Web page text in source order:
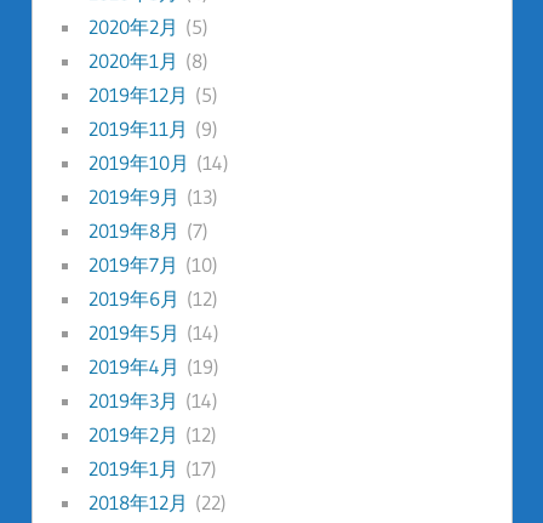
2020年2月 (5)
2020年1月 (8)
2019年12月 (5)
2019年11月 (9)
2019年10月 (14)
2019年9月 (13)
2019年8月 (7)
2019年7月 (10)
2019年6月 (12)
2019年5月 (14)
2019年4月 (19)
2019年3月 (14)
2019年2月 (12)
2019年1月 (17)
2018年12月 (22)